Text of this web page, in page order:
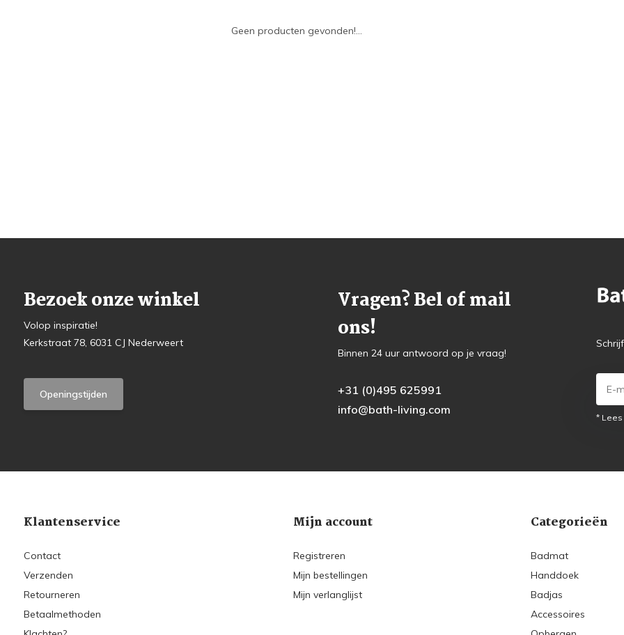
Geen producten gevonden!...
Bezoek onze winkel
Volop inspiratie!
Kerkstraat 78, 6031 CJ Nederweert
Openingstijden
Vragen? Bel of mail
ons!
Binnen 24 uur antwoord op je vraag!
+31 (0)495 625991
info@bath-living.com
*
Klantenservice
Contact
Verzenden
Retourneren
Betaalmethoden
Mijn account
Registreren
Mijn bestellingen
Mijn verlanglijst
Categorieën
Badmat
Handdoek
Badjas
Accessoires